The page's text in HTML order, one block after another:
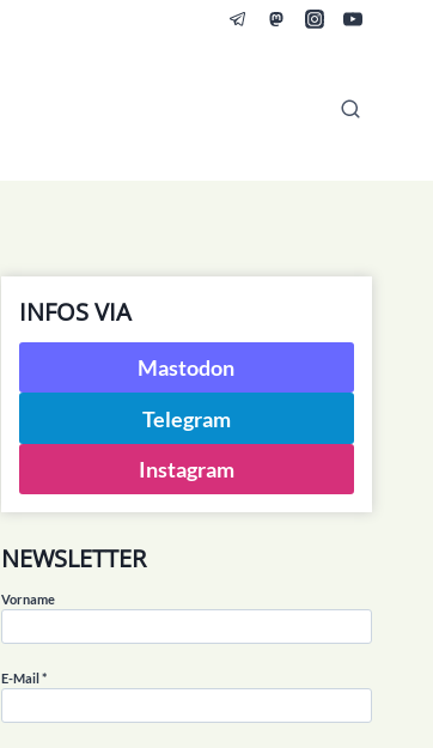
INFOS VIA
Mastodon
Telegram
Instagram
NEWSLETTER
Vorname
E-Mail *